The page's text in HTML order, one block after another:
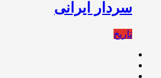
سردار ايرانى
تاریخ